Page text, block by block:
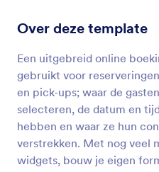
Over deze template
Een uitgebreid online
gebruikt voor
en pick-ups; waar de
selecteren, de datum en
hebben en waar ze hun
verstrekken. Met nog veel
widgets, bouw je eigen